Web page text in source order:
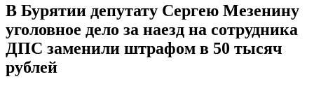
В Бурятии депутату Сергею Мезенину
уголовное дело за наезд на сотрудника
ДПС заменили штрафом в 50 тысяч
рублей